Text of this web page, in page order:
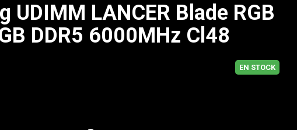
UDIMM LANCER Blade RGB
DDR5 6000MHz Cl48
EN STOCK